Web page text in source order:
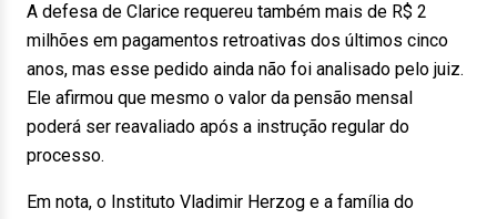
A defesa de Clarice requereu também mais de R$ 2
milhões em pagamentos retroativas dos últimos cinco
anos, mas esse pedido ainda não foi analisado pelo juiz.
Ele afirmou que mesmo o valor da pensão mensal
poderá ser reavaliado após a instrução regular do
processo.
Em nota, o Instituto Vladimir Herzog e a família do